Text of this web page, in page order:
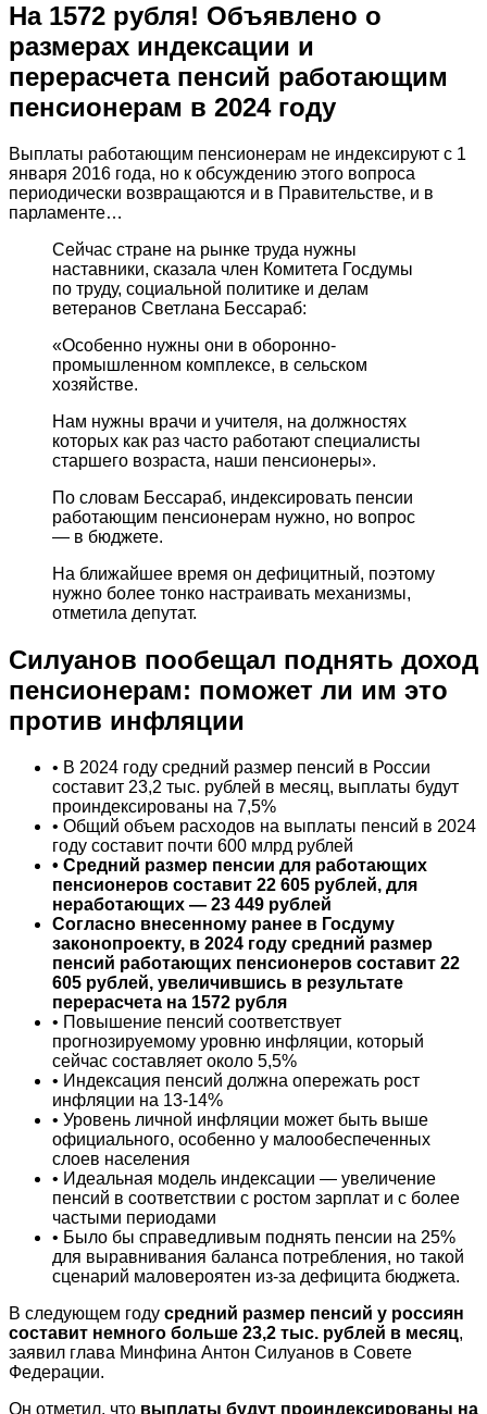
На 1572 рубля! Объявлено о
размерах индексации и
перерасчета пенсий работающим
пенсионерам в 2024 году
Выплаты работающим пенсионерам не индексируют с 1
января 2016 года, но к обсуждению этого вопроса
периодически возвращаются и в Правительстве, и в
парламенте…
Сейчас стране на рынке труда нужны
наставники, сказала член Комитета Госдумы
по труду, социальной политике и делам
ветеранов Светлана Бессараб:
«Особенно нужны они в оборонно-
промышленном комплексе, в сельском
хозяйстве.
Нам нужны врачи и учителя, на должностях
которых как раз часто работают специалисты
старшего возраста, наши пенсионеры».
По словам Бессараб, индексировать пенсии
работающим пенсионерам нужно, но вопрос
— в бюджете.
На ближайшее время он дефицитный, поэтому
нужно более тонко настраивать механизмы,
отметила депутат.
Силуанов пообещал поднять доход
пенсионерам: поможет ли им это
против инфляции
• В 2024 году средний размер пенсий в России
составит 23,2 тыс. рублей в месяц, выплаты будут
проиндексированы на 7,5%
• Общий объем расходов на выплаты пенсий в 2024
году составит почти 600 млрд рублей
• Средний размер пенсии для работающих
пенсионеров составит 22 605 рублей, для
неработающих — 23 449 рублей
Согласно внесенному ранее в Госдуму
законопроекту, в 2024 году средний размер
пенсий работающих пенсионеров составит 22
605 рублей, увеличившись в результате
перерасчета на 1572 рубля
• Повышение пенсий соответствует
прогнозируемому уровню инфляции, который
сейчас составляет около 5,5%
• Индексация пенсий должна опережать рост
инфляции на 13-14%
• Уровень личной инфляции может быть выше
официального, особенно у малообеспеченных
слоев населения
• Идеальная модель индексации — увеличение
пенсий в соответствии с ростом зарплат и с более
частыми периодами
• Было бы справедливым поднять пенсии на 25%
для выравнивания баланса потребления, но такой
сценарий маловероятен из-за дефицита бюджета.
В следующем году средний размер пенсий у россиян
составит немного больше 23,2 тыс. рублей в месяц,
заявил глава Минфина Антон Силуанов в Совете
Федерации.
Он отметил, что выплаты будут проиндексированы на